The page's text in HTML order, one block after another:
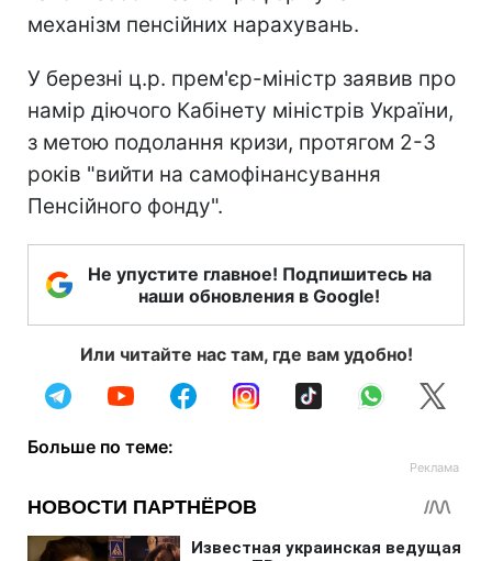
механізм пенсійних нарахувань.
У березні ц.р. прем'єр-міністр заявив про
намір діючого Кабінету міністрів України,
з метою подолання кризи, протягом 2-3
років "вийти на самофінансування
Пенсійного фонду".
Не упустите главное! Подпишитесь на
наши обновления в Google!
Или читайте нас там, где вам удобно!
Больше по теме: